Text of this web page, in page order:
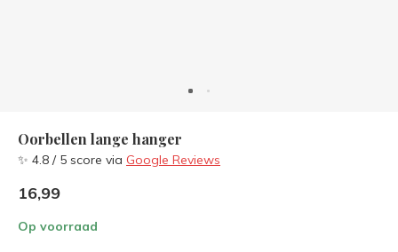
Oorbellen lange hanger
✨ 4.8 / 5 score via Google Reviews
16,99
Op voorraad